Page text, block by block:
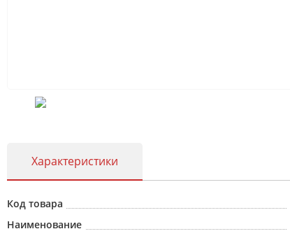
Характеристики
Код товара
Наименование